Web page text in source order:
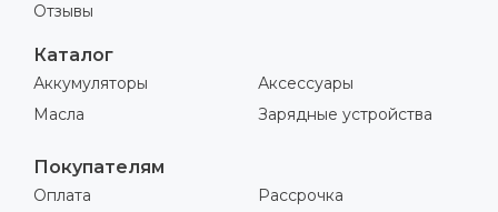
Отзывы
Каталог
Аккумуляторы
Масла
Аксессуары
Зарядные устройства
Покупателям
Оплата
Рассрочка